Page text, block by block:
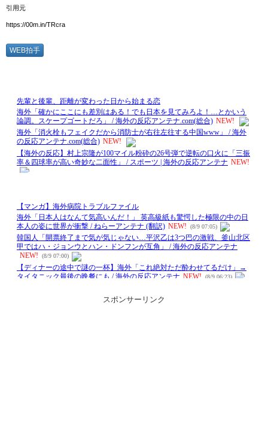
引用元
https://00m.in/TRcra
WEB拍手
スポンサーリンク